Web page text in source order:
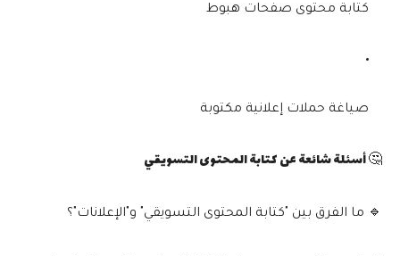
كتابة محتوى صفحات هبوط
صياغة حملات إعلانية مكتوبة
🤔 أسئلة شائعة عن كتابة المحتوى التسويقي
🔹 ما الفرق بين "كتابة المحتوى التسويقي" و"الإعلانات"؟